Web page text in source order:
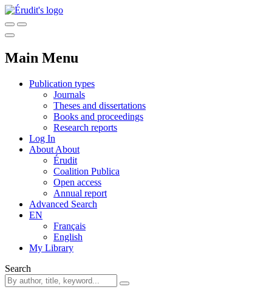
Main Menu
Publication types
Journals
Theses and dissertations
Books and proceedings
Research reports
Log In
About About
Érudit
Coalition Publica
Open access
Annual report
Advanced Search
EN
Français
English
My Library
Search